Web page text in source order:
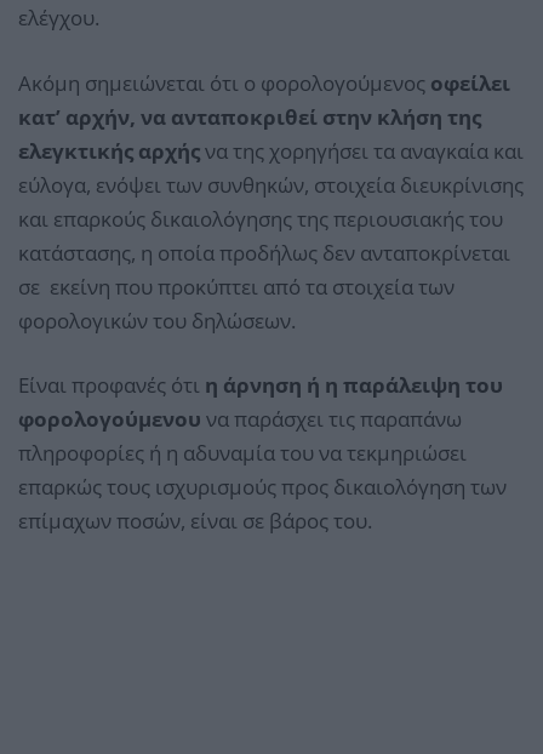
ελέγχου.
Ακόμη σημειώνεται ότι ο φορολογούμενος οφείλει
κατ’ αρχήν, να ανταποκριθεί στην κλήση της
ελεγκτικής αρχήςνα της χορηγήσει τα αναγκαία και
εύλογα, ενόψει των συνθηκών, στοιχεία διευκρίνισης
και επαρκούς δικαιολόγησης της περιουσιακής του
κατάστασης, η οποία προδήλως δεν ανταποκρίνεται
σε εκείνη που προκύπτει από τα στοιχεία των
φορολογικών του δηλώσεων.
Είναι προφανές ότι η άρνηση ή η παράλειψη του
φορολογούμενου να παράσχει τις παραπάνω
πληροφορίες ή η αδυναμία του να τεκμηριώσει
επαρκώς τους ισχυρισμούς προς δικαιολόγηση των
επίμαχων ποσών, είναι σε βάρος του.